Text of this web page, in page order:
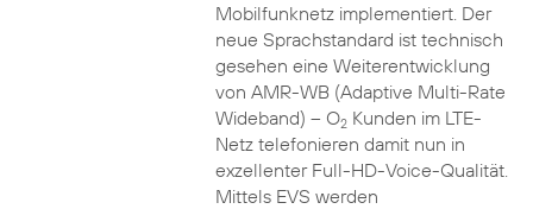
Mobilfunknetz implementiert. Der
neue Sprachstandard ist technisch
gesehen eine Weiterentwicklung
von AMR-WB (Adaptive Multi-Rate
Wideband) – O2Kunden im LTE-
Netz telefonieren damit nun in
exzellenter Full-HD-Voice-Qualität.
Mittels EVS werden